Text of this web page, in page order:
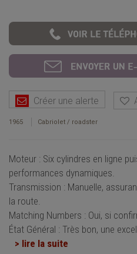
Créer une alerte
1965 Cabriolet / roadster
Moteur : Six cylindres en ligne
performances dynamiques.
Transmission : Manuelle,
la route.
Matching Numbers : Oui, si
État Général : Très bon, une
> lire la suite